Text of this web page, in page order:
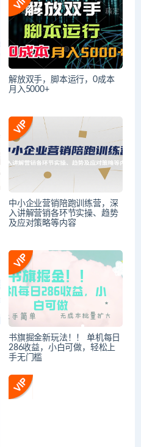
解放双手，脚本运行，0成本
月入5000+
中小企业营销陪跑训练营，深
入讲解营销各环节实操、趋势
及应对策略等内容
书旗掘金新玩法！！ 单机每日
286收益，小白可做，轻松上
手无门槛